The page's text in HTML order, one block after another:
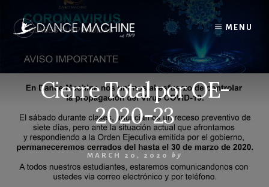
content
MENU
Cierre Total por OE-
2020-23
MARCH 20, 2020 by